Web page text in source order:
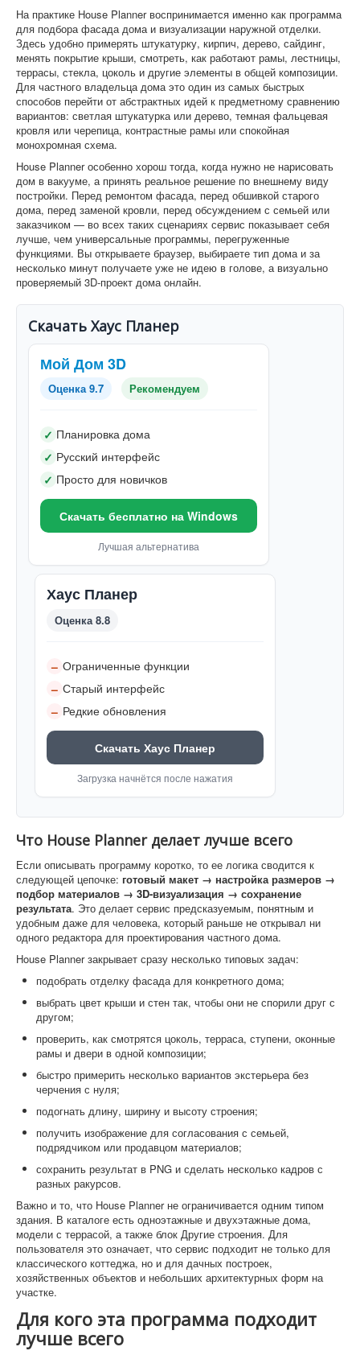
На практике House Planner воспринимается именно как программа
для подбора фасада дома и визуализации наружной отделки.
Здесь удобно примерять штукатурку, кирпич, дерево, сайдинг,
менять покрытие крыши, смотреть, как работают рамы, лестницы,
террасы, стекла, цоколь и другие элементы в общей композиции.
Для частного владельца дома это один из самых быстрых
способов перейти от абстрактных идей к предметному сравнению
вариантов: светлая штукатурка или дерево, темная фальцевая
кровля или черепица, контрастные рамы или спокойная
монохромная схема.
House Planner особенно хорош тогда, когда нужно не нарисовать
дом в вакууме, а принять реальное решение по внешнему виду
постройки. Перед ремонтом фасада, перед обшивкой старого
дома, перед заменой кровли, перед обсуждением с семьей или
заказчиком — во всех таких сценариях сервис показывает себя
лучше, чем универсальные программы, перегруженные
функциями. Вы открываете браузер, выбираете тип дома и за
несколько минут получаете уже не идею в голове, а визуально
проверяемый 3D-проект дома онлайн.
Скачать Хаус Планер
Мой Дом 3D
Оценка 9.7 Рекомендуем
✓ Планировка дома
✓ Русский интерфейс
✓ Просто для новичков
Скачать бесплатно на Windows
Лучшая альтернатива
Хаус Планер
Оценка 8.8
– Ограниченные функции
– Старый интерфейс
– Редкие обновления
Скачать Хаус Планер
Загрузка начнётся после нажатия
Что House Planner делает лучше всего
Если описывать программу коротко, то ее логика сводится к
следующей цепочке: готовый макет → настройка размеров →
подбор материалов → 3D-визуализация → сохранение
результата. Это делает сервис предсказуемым, понятным и
удобным даже для человека, который раньше не открывал ни
одного редактора для проектирования частного дома.
House Planner закрывает сразу несколько типовых задач:
подобрать отделку фасада для конкретного дома;
выбрать цвет крыши и стен так, чтобы они не спорили друг с
другом;
проверить, как смотрятся цоколь, терраса, ступени, оконные
рамы и двери в одной композиции;
быстро примерить несколько вариантов экстерьера без
черчения с нуля;
подогнать длину, ширину и высоту строения;
получить изображение для согласования с семьей,
подрядчиком или продавцом материалов;
сохранить результат в PNG и сделать несколько кадров с
разных ракурсов.
Важно и то, что House Planner не ограничивается одним типом
здания. В каталоге есть одноэтажные и двухэтажные дома,
модели с террасой, а также блок Другие строения. Для
пользователя это означает, что сервис подходит не только для
классического коттеджа, но и для дачных построек,
хозяйственных объектов и небольших архитектурных форм на
участке.
Для кого эта программа подходит
лучше всего